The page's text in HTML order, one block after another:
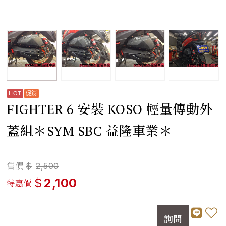
FIGHTER 6 安裝 KOSO 輕量傳動外
蓋組＊SYM SBC 益隆車業＊
售價 $ 2,500
特惠價 $ 2,100
詢問